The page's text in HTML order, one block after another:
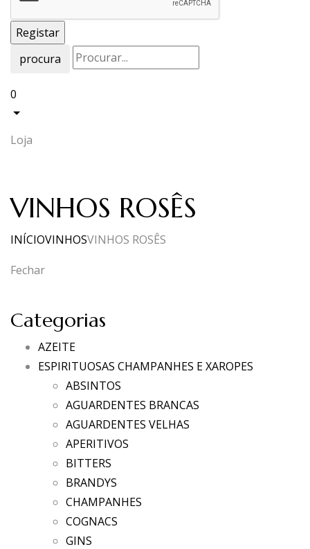
procura
0
Loja
VINHOS ROSÊS
INÍCIOVINHOSVINHOS ROSÊS
Fechar
Categorias
AZEITE
ESPIRITUOSAS CHAMPANHES E XAROPES
ABSINTOS
AGUARDENTES BRANCAS
AGUARDENTES VELHAS
APERITIVOS
BITTERS
BRANDYS
CHAMPANHES
COGNACS
GINS